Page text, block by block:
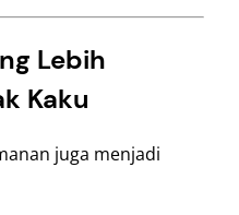
Lebih
Kaku
juga menjadi